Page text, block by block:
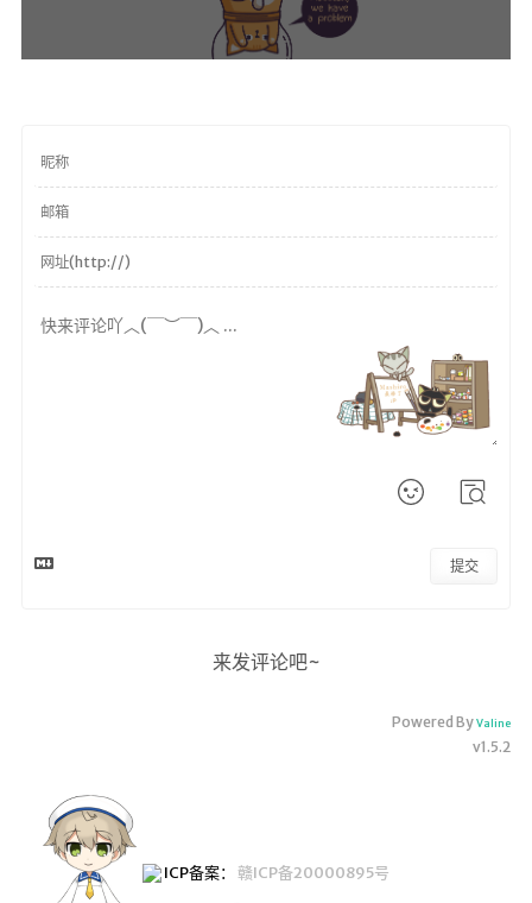
提交
来发评论吧~
Powered ByValine
v1.5.2
ICP备案：
赣ICP备20000895号